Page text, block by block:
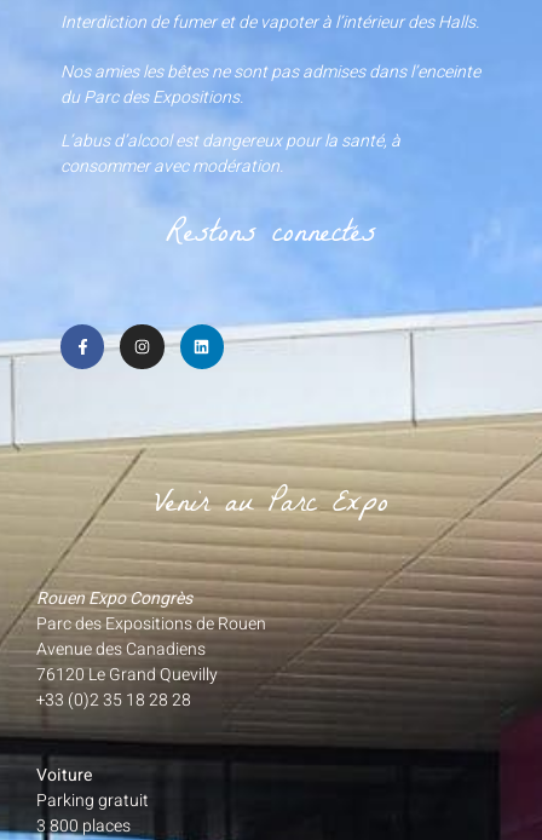
Interdiction de fumer et de vapoter à l’intérieur des Halls.
Nos amies les bêtes ne sont pas admises dans l’enceinte
du Parc des Expositions.
L’abus d’alcool est dangereux pour la santé, à
consommer avec modération.
Restons connectés
Venir au Parc Expo
Rouen Expo Congrès
Parc des Expositions de Rouen
Avenue des Canadiens
76120 Le Grand Quevilly
+33 (0)2 35 18 28 28
Voiture
Parking gratuit
3 800 places